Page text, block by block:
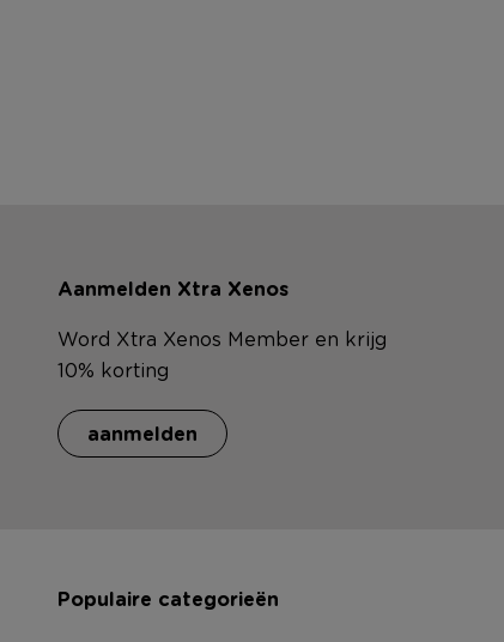
Aanmelden Xtra Xenos
Word Xtra Xenos Member en krijg
10% korting
aanmelden
Populaire categorieën